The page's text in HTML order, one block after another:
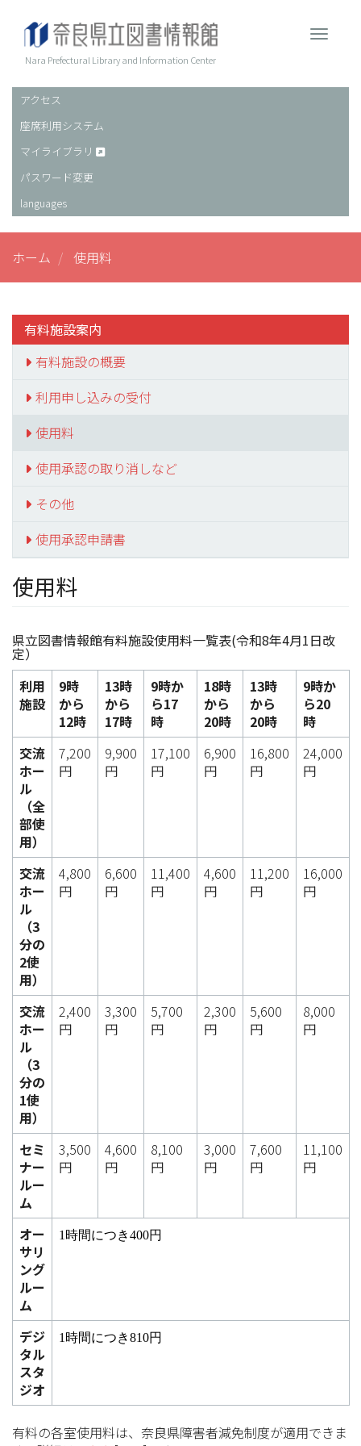
Nara Prefectural Library and Information Center
ヘ
ッ
ダ
ー
アクセス
座席利用システム
マイライブラリ
パスワード変更
languages
ホーム 使用料
有料施設案内
有料施設の概要
利用申し込みの受付
使用料
使用承認の取り消しなど
その他
使用承認申請書
使用料
県立図書情報館有料施設使用料一覧表(令和8年4月1日改
定）
利用
施設
9時
から
12時
13時
から
17時
9時か
ら17
時
18時
から
20時
13時
から
20時
9時か
ら20
時
交流
ホー
ル
（全
部使
用）
7,200
円
9,900
円
17,100
円
6,900
円
16,800
円
24,000
円
交流
ホー
ル
（3
分の
2使
用）
4,800
円
6,600
円
11,400
円
4,600
円
11,200
円
16,000
円
交流
ホー
ル
（3
分の
1使
用）
2,400
円
3,300
円
5,700
円
2,300
円
5,600
円
8,000
円
セミ
ナー
ルー
ム
3,500
円
4,600
円
8,100
円
3,000
円
7,600
円
11,100
円
オー
サリ
ング
ルー
ム
1時間につき400円
デジ
タル
スタ
ジオ
1時間につき810円
有料の各室使用料は、奈良県障害者減免制度が適用できま